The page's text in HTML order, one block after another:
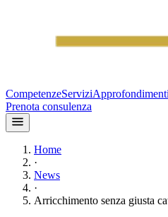
CompetenzeServiziApprofondimenti
Prenota consulenza
Home
·
News
·
Arricchimento senza giusta